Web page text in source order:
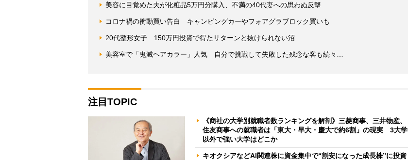
美容に目覚めた夫が化粧品5万円分購入、不満の40代妻への思わぬ反撃
コロナ禍の衝動買い告白 キャンピングカーやフォアグラブロック買いも
20代整形女子 150万円投資で得たリターンと抜けられない沼
美容室で「鬼滅ヘアカラー」人気 自分で挑戦して失敗した残念な客も続々…
注目TOPIC
《商社の大学別就職者数ランキングを解剖》三菱商事、三井物産、
住友商事への就職者は「東大・早大・慶大で約6割」の現実 3大学
以外で強い大学はどこか
キオクシアなどAI関連株に資金集中で“割安になった成長株”に投資